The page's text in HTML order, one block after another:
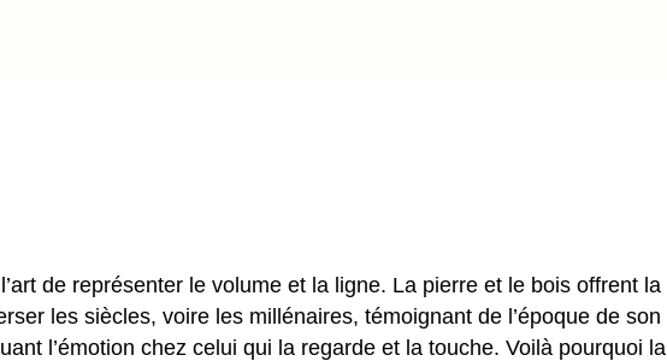
de représenter le volume et la ligne. La pierre et le bois offrent la
les siècles, voire les millénaires, témoignant de l’époque de son
l’émotion chez celui qui la regarde et la touche. Voilà pourquoi la